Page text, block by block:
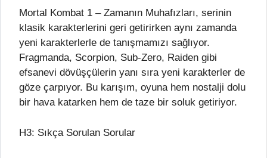
Mortal Kombat 1 – Zamanın Muhafızları, serinin
klasik karakterlerini geri getirirken aynı zamanda
yeni karakterlerle de tanışmamızı sağlıyor.
Fragmanda, Scorpion, Sub-Zero, Raiden gibi
efsanevi dövüşçülerin yanı sıra yeni karakterler de
göze çarpıyor. Bu karışım, oyuna hem nostalji dolu
bir hava katarken hem de taze bir soluk getiriyor.
H3: Sıkça Sorulan Sorular